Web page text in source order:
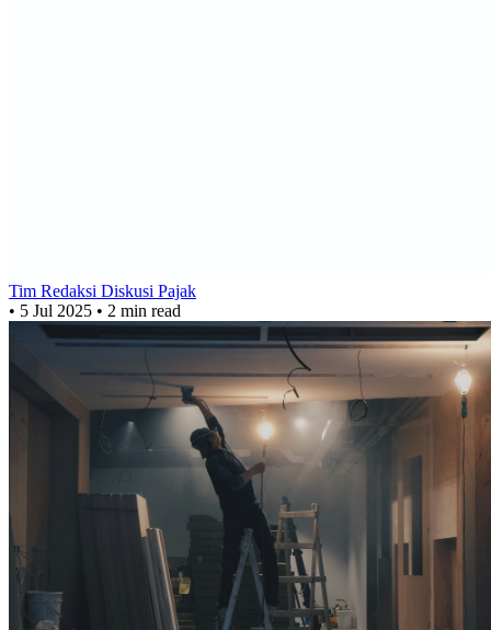
Tim Redaksi Diskusi Pajak
• 5 Jul 2025 • 2 min read